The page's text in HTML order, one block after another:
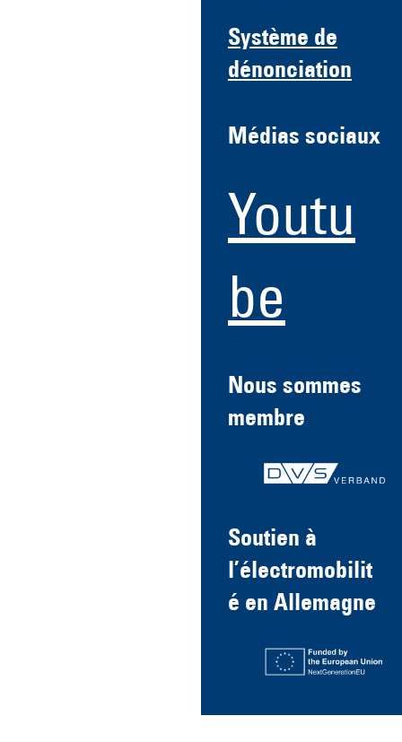
Système de
dénonciation
Médias sociaux
Youtu
be
Nous sommes
membre
Soutien à
l’électromobilit
é en Allemagne